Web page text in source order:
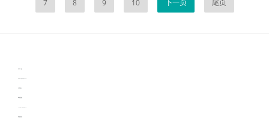
7 8 9 10 下一页 尾页